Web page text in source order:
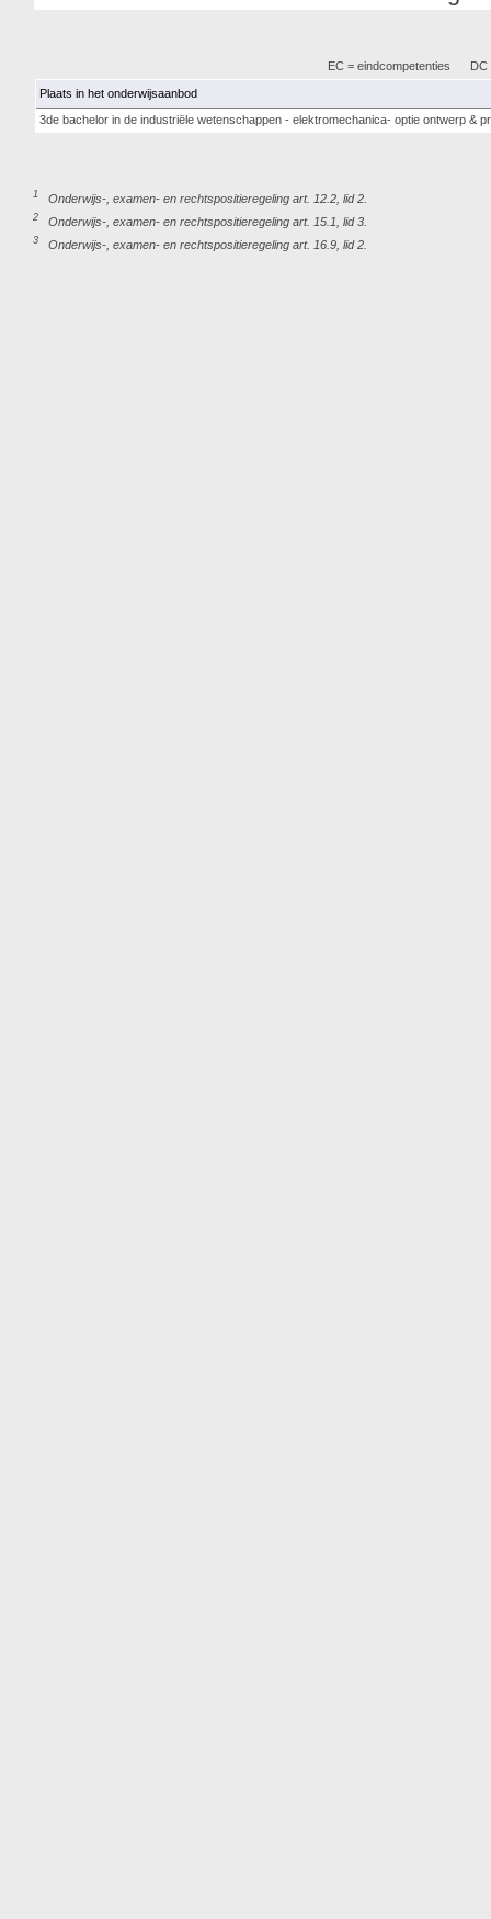
EC = eindcompetenties DC
Plaats in het onderwijsaanbod
3de bachelor in de industriële wetenschappen - elektromechanica- optie ontwerp &
1 Onderwijs-, examen- en rechtspositieregeling art. 12.2, lid 2.
2 Onderwijs-, examen- en rechtspositieregeling art. 15.1, lid 3.
3 Onderwijs-, examen- en rechtspositieregeling art. 16.9, lid 2.